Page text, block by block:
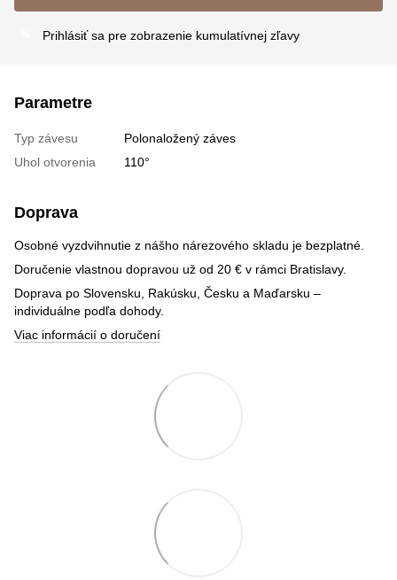
Prihlásiť sa pre zobrazenie kumulatívnej zľavy
Parametre
Typ závesu
Polonaložený záves
Uhol otvorenia
110°
Doprava
Osobné vyzdvihnutie z nášho nárezového skladu je bezplatné.
Doručenie vlastnou dopravou už od 20 € v rámci Bratislavy.
Doprava po Slovensku, Rakúsku, Česku a Maďarsku –
individuálne podľa dohody.
Viac informácií o doručení